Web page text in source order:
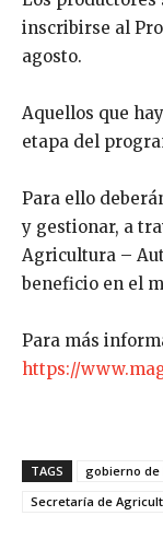
inscribirse al
agosto.
Aquellos que
etapa del
Para ello
y gestionar, a
Agricultura –
beneficio en el
Para más
https://
TAGS gobierno de
Secretaría de